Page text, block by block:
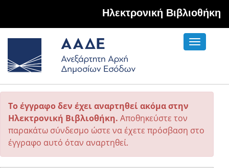
Hλεκτρονική Βιβλιοθήκη
Toggle
Το έγγραφο δεν έχει αναρτηθεί ακόμα στην
Ηλεκτρονική Βιβλιοθήκη. Αποθηκεύστε τον
παρακάτω σύνδεσμο ώστε να έχετε πρόσβαση στο
έγγραφο αυτό όταν αναρτηθεί.